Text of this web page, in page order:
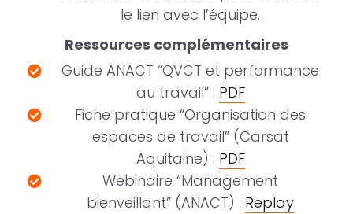
le lien avec l’équipe.
Ressources complémentaires
Guide ANACT “QVCT et performance
au travail” : PDF
Fiche pratique “Organisation des
espaces de travail” (Carsat
Aquitaine) : PDF
Webinaire “Management
bienveillant” (ANACT) : Replay